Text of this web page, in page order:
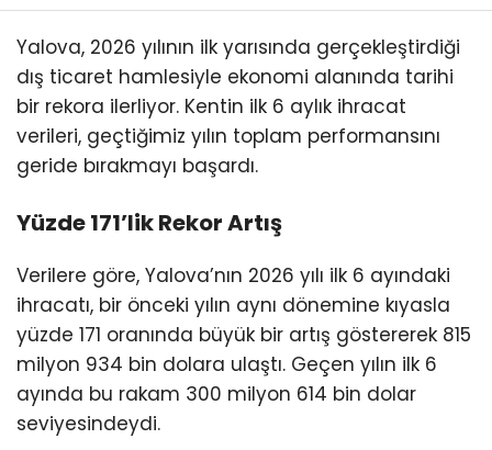
Yalova, 2026 yılının ilk yarısında gerçekleştirdiği
dış ticaret hamlesiyle ekonomi alanında tarihi
bir rekora ilerliyor. Kentin ilk 6 aylık ihracat
verileri, geçtiğimiz yılın toplam performansını
geride bırakmayı başardı.
Yüzde 171’lik Rekor Artış
Verilere göre, Yalova’nın 2026 yılı ilk 6 ayındaki
ihracatı, bir önceki yılın aynı dönemine kıyasla
yüzde 171 oranında büyük bir artış göstererek 815
milyon 934 bin dolara ulaştı. Geçen yılın ilk 6
ayında bu rakam 300 milyon 614 bin dolar
seviyesindeydi.